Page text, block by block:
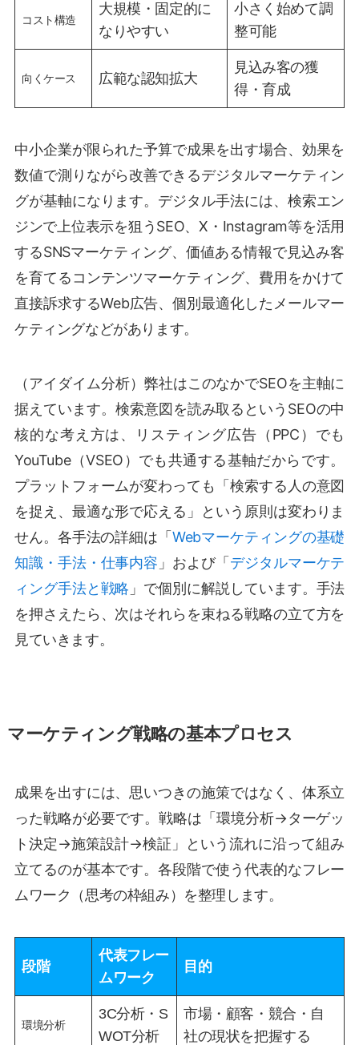
コスト構造
大規模・固定的に
なりやすい
小さく始めて調
整可能
向くケース 広範な認知拡大
見込み客の獲
得・育成
中小企業が限られた予算で成果を出す場合、効果を
数値で測りながら改善できるデジタルマーケティン
グが基軸になります。デジタル手法には、検索エン
ジンで上位表示を狙うSEO、X・Instagram等を活用
するSNSマーケティング、価値ある情報で見込み客
を育てるコンテンツマーケティング、費用をかけて
直接訴求するWeb広告、個別最適化したメールマー
ケティングなどがあります。
（アイダイム分析）弊社はこのなかでSEOを主軸に
据えています。検索意図を読み取るというSEOの中
核的な考え方は、リスティング広告（PPC）でも
YouTube（VSEO）でも共通する基軸だからです。
プラットフォームが変わっても「検索する人の意図
を捉え、最適な形で応える」という原則は変わりま
せん。各手法の詳細は「Webマーケティングの基礎
知識・手法・仕事内容 」および「 デジタルマーケテ
ィング手法と戦略 」で個別に解説しています。手法
を押さえたら、次はそれらを束ねる戦略の立て方を
見ていきます。
マーケティング戦略の基本プロセス
成果を出すには、思いつきの施策ではなく、体系立
った戦略が必要です。戦略は「環境分析→ターゲッ
ト決定→施策設計→検証」という流れに沿って組み
立てるのが基本です。各段階で使う代表的なフレー
ムワーク（思考の枠組み）を整理します。
段階
代表フレー
ムワーク
目的
環境分析
3C分析・S
WOT分析
市場・顧客・競合・自
社の現状を把握する